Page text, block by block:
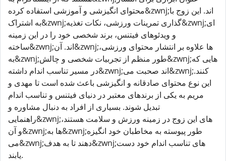
محتوای انگیزشی و آموزشی استفاده کرده&zwnj;اند. این زوج با
به اشتراک&zwnj;گذاری تمرینات ورزشی، نکات تغذیه&zwnj;ای
و ویدئوهای فیتنس، برند شخصی خود را در این زمینه
ساخته&zwnj;اند. آن&zwnj;ها علاوه بر انتشار محتوای ورزشی،
به&zwnj;طور منظم از تجربیات شخصی و چالش&zwnj;هایی که
در مسیر تناسب اندام داشته&zwnj;اند صحبت می&zwnj;کنند.
این نوع محتوای صادقانه و انگیزشی باعث شده است تا مهدی و
مریم به یکی از برندهای معتبر در دنیای فیتنس و تناسب اندام
تبدیل شوند. بسیاری از افراد به دنبال مشاوره و
راهنمایی&zwnj;های این زوج در زمینه ورزش و سلامت هستند،
و آن&zwnj;ها به&zwnj;طور پیوسته به مخاطبان خود انگیزه
می&zwnj;دهند تا به هدف&zwnj;های تناسب اندام خود دست
یابند.